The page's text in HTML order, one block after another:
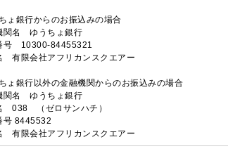
ょ銀行からのお振込みの場合
関名 ゆうちょ銀行
号 10300-84455321
有限会社アフリカンスクエアー
ょ銀行以外の金融機関からのお振込みの場合
関名 ゆうちょ銀行
038 （ゼロサンハチ）
号 8445532
有限会社アフリカンスクエアー